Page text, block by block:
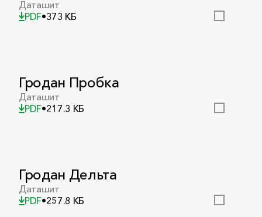
Даташит
PDF•373 КБ
Гродан Пробка
Даташит
PDF•217.3 КБ
Гродан Дельта
Даташит
PDF•257.8 КБ